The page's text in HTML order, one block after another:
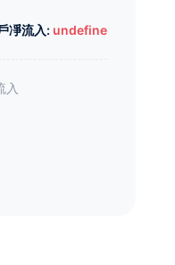
凈流入: undefined